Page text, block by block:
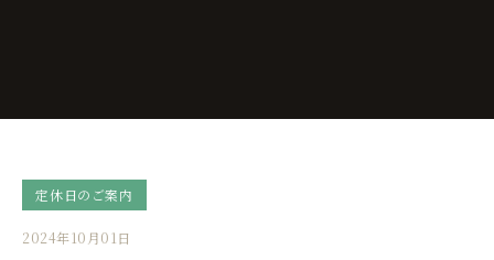
定休日のご案内
2024年10月01日